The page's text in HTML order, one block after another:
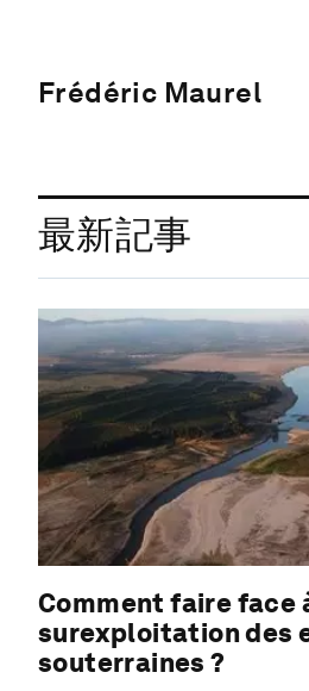
Frédéric Maurel
最新記事
Comment faire face
surexploitation des
souterraines ?